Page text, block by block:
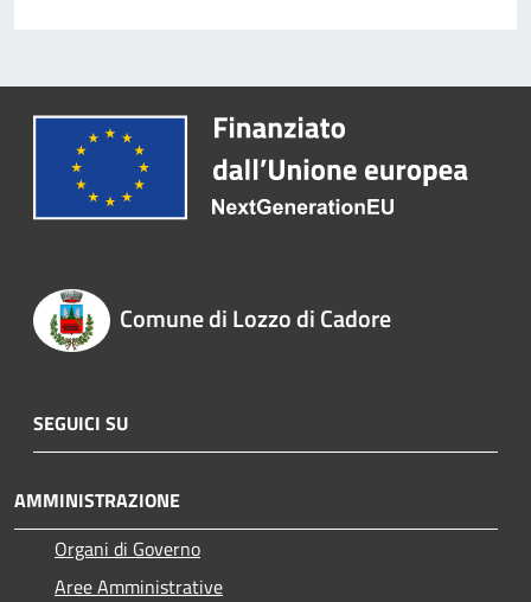
Comune di Lozzo di Cadore
SEGUICI SU
AMMINISTRAZIONE
Organi di Governo
Aree Amministrative